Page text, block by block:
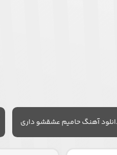
آهنگ حامیم عشقشو داری